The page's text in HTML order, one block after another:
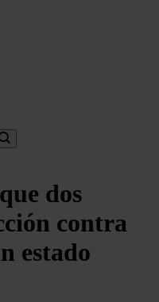
dos
contra
estado